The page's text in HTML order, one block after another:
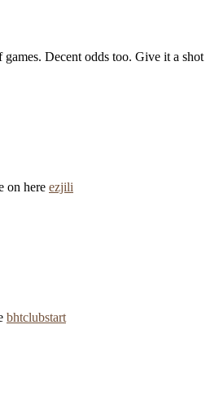
Decent odds too. Give it a shot
on here ezjili
bhtclubstart